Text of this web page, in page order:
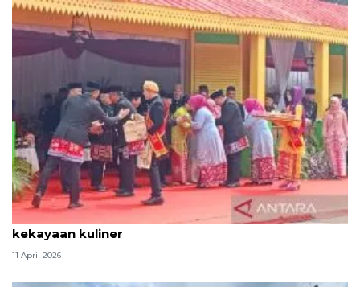
Tradisi hantaran Lebaran Betawi simbol bakti dan
kekayaan kuliner
11 April 2026